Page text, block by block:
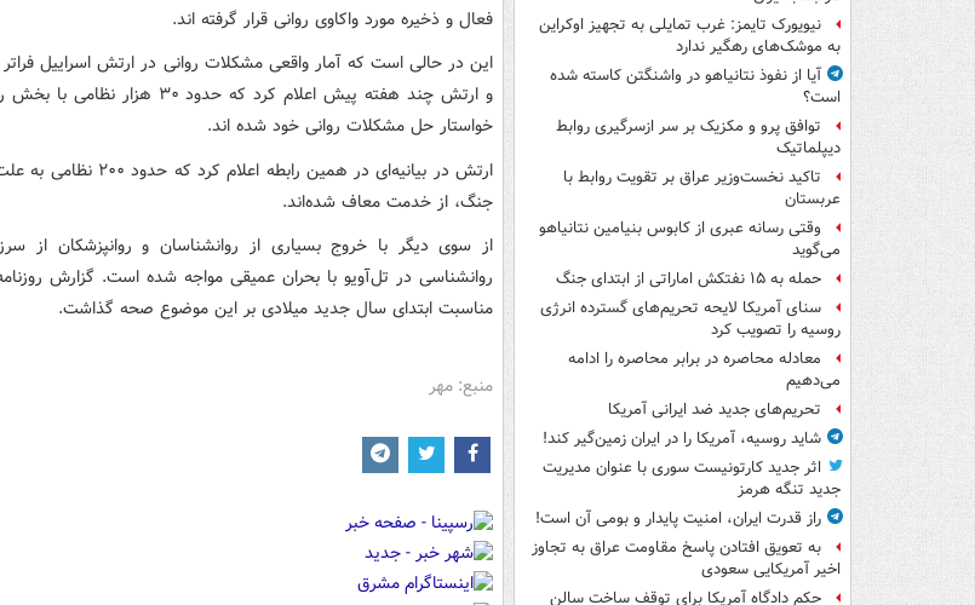
نیویورک تایمز: غرب تمایلی به تجهیز اوکراین
به موشک‌های رهگیر ندارد
آیا از نفوذ نتانیاهو در واشنگتن کاسته شده
است؟
توافق پرو و مکزیک بر سر ازسرگیری روابط
دیپلماتیک
تاکید نخست‌وزیر عراق بر تقویت روابط با
عربستان
وقتی رسانه عبری از کابوس بنیامین نتانیاهو
می‌گوید
حمله به ۱۵ نفتکش‌ اماراتی از ابتدای جنگ
سنای آمریکا لایحه تحریم‌های گسترده انرژی
روسیه را تصویب کرد
معادله محاصره در برابر محاصره را ادامه
می‌دهیم
تحریم‌های جدید ضد ایرانی آمریکا
شاید روسیه، آمریکا را در ایران زمین‌گیر کند!
اثر جدید کارتونیست سوری با عنوان مدیریت
جدید تنگه هرمز
راز قدرت ایران، امنیت پایدار و بومی آن است!
به تعویق افتادن پاسخ مقاومت عراق به تجاوز
اخیر آمریکایی سعودی
حکم دادگاه آمریکا برای توقف ساخت سالن
فعال و ذخیره مورد واکاوی روانی قرار گرفته اند.
این در حالی است که آمار واقعی مشکلات روانی در ارتش اسراییل فراتر
و ارتش چند هفته پیش اعلام کرد که
خواستار حل مشکلات روانی خود شده اند.
ارتش در بیانیه‌ای در همین
جنگ، از خدمت معاف شده‌اند.
از سوی دیگر با خروج بسیاری از روانشناسان و روانپزشکان از
روانشناسی در تل‌آویو با بحران عمیقی مواجه شده است. گزارش
مناسبت ابتدای سال جدید میلادی بر این موضوع صحه گذاشت.
منبع: مهر